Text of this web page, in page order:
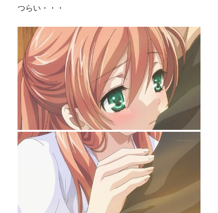
つらい・・・